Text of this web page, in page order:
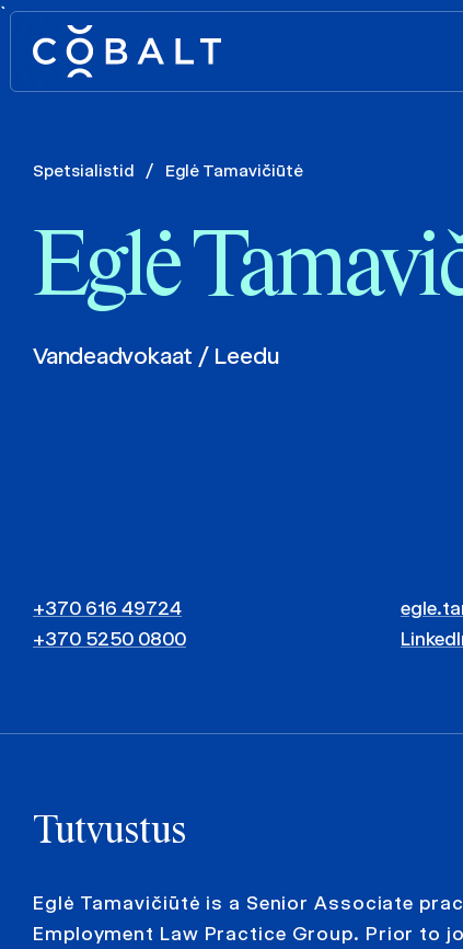
`
Spetsialistid / Eglė Tamavičiūtė
Eglė
Vandeadvokaat / Leedu
+370 616 49724
+370 5250 0800
Tutvustus
Eglė Tamavičiūtė is a Senior Associate
Employment Law Practice Group. Prior to